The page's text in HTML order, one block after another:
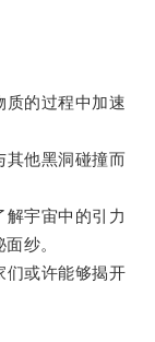
的过程中加速
他黑洞碰撞而
宇宙中的引力
纱。
或许能够揭开